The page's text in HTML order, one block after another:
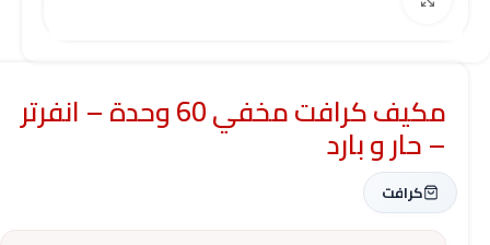
مكيف كرافت مخفي 60 وحدة – انفرتر
– حار و بارد
كرافت